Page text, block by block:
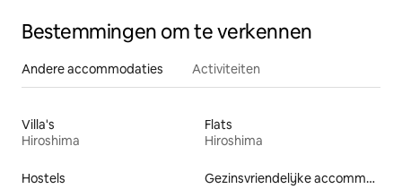
Bestemmingen om te verkennen
Andere accommodaties Activiteiten
Villa's
Hiroshima
Flats
Hiroshima
Hostels
Gezinsvriendelijke accommodaties